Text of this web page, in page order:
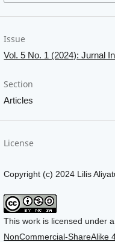
Issue
Vol. 5 No. 1 (2024): Jurnal
Section
Articles
License
Copyright (c) 2024 Lilis
This work is licensed under
NonCommercial-ShareAlike